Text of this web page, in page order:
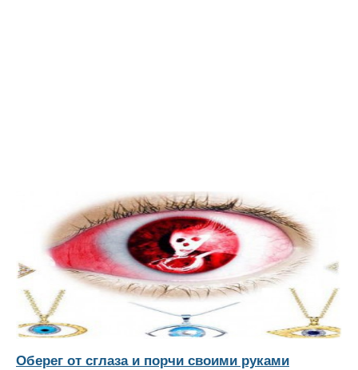
Оберег от сглаза и порчи своими руками